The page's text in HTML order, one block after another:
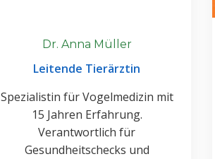
Dr. Anna Müller
Leitende Tierärztin
Spezialistin für Vogelmedizin mit
15 Jahren Erfahrung.
Verantwortlich für
Gesundheitschecks und